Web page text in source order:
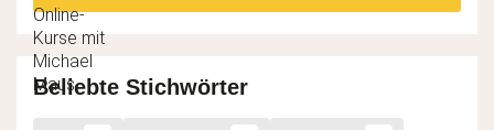
Beliebte Stichwörter